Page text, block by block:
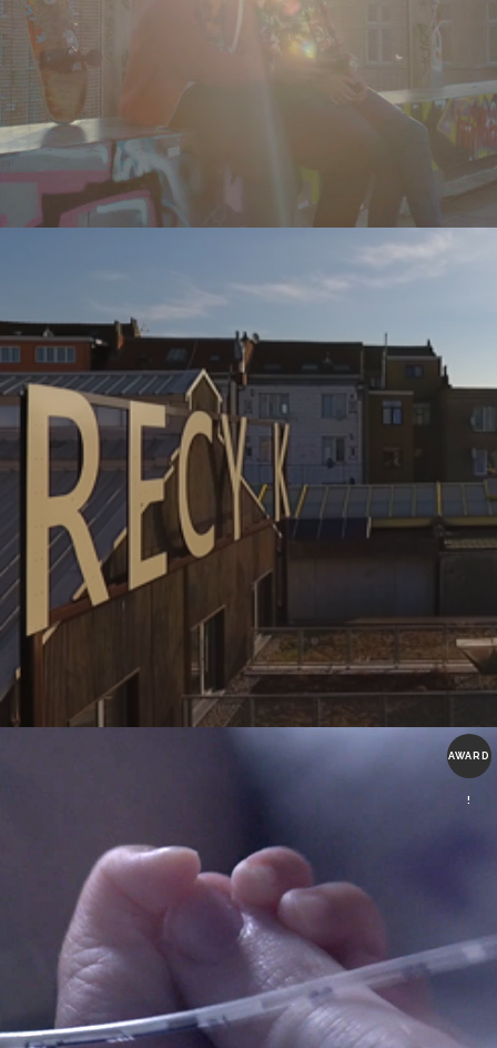
AWARD
!